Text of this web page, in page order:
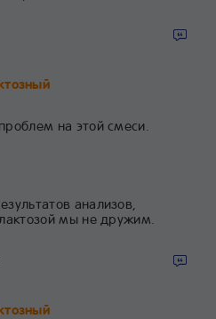
на этой смеси.
анализов,
мы не дружим.